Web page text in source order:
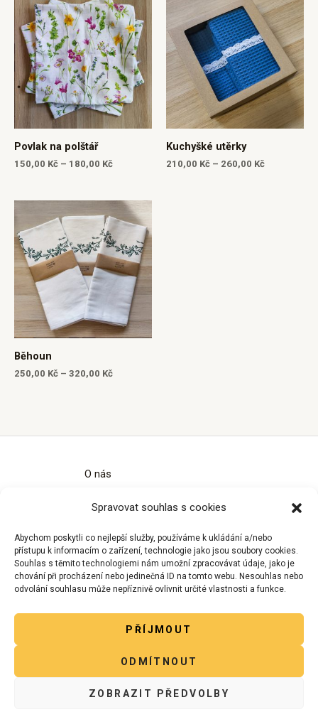
Spravovat souhlas s cookies
Abychom poskytli co nejlepší služby, používáme k ukládání a/nebo
přístupu k informacím o zařízení, technologie jako jsou soubory cookies.
Souhlas s těmito technologiemi nám umožní zpracovávat údaje, jako je
chování při procházení nebo jedinečná ID na tomto webu. Nesouhlas nebo
odvolání souhlasu může nepříznivě ovlivnit určité vlastnosti a funkce.
PŘÍJMOUT
ODMÍTNOUT
ZOBRAZIT PŘEDVOLBY
Povlak na polštář
150,00 Kč – 180,00 Kč
Kuchyšké utěrky
210,00 Kč – 260,00 Kč
Běhoun
250,00 Kč – 320,00 Kč
O nás
Obchodní podmínky
Zásady ochrany osobních údajů
Zásady cookies (EU)
Copyright © 2026 Rukodělka - Sdílený obchůdek.